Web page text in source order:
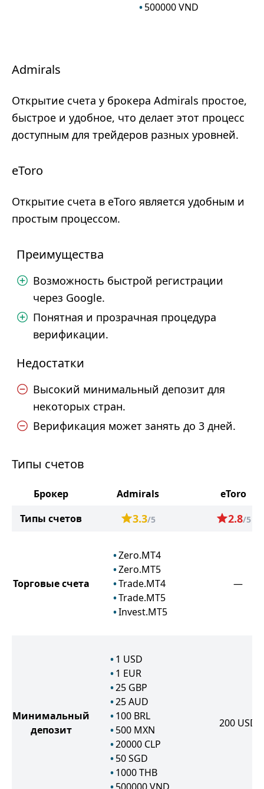
500000 VND
Admirals
Открытие счета у брокера Admirals простое,
быстрое и удобное, что делает этот процесс
доступным для трейдеров разных уровней.
eToro
Открытие счета в eToro является удобным и
простым процессом.
Преимущества
Возможность быстрой регистрации
через Google.
Понятная и прозрачная процедура
верификации.
Недостатки
Высокий минимальный депозит для
некоторых стран.
Верификация может занять до 3 дней.
Типы счетов
Брокер Admirals
eToro
Типы счетов
3.3/5 2.8/5
Торговые счета
Zero.MT4
Zero.MT5
Trade.MT4
Trade.MT5
Invest.MT5
—
Минимальный
депозит
1 USD
1 EUR
25 GBP
25AUD
100 BRL
500 MXN
20000 CLP
50SGD
1000THB
200 USD